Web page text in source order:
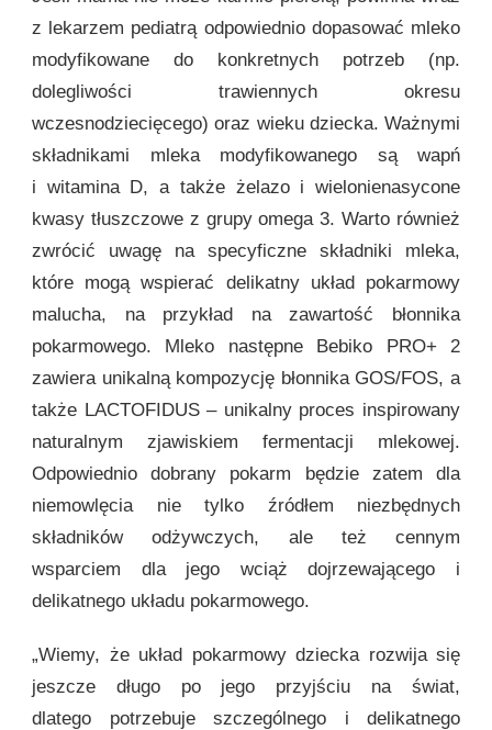
z lekarzem pediatrą odpowiednio dopasować mleko
modyfikowane do konkretnych potrzeb (np.
dolegliwości trawiennych okresu
wczesnodziecięcego) oraz wieku dziecka. Ważnymi
składnikami mleka modyfikowanego są wapń
i witamina D, a także żelazo i wielonienasycone
kwasy tłuszczowe z grupy omega 3. Warto również
zwrócić uwagę na specyficzne składniki mleka,
które mogą wspierać delikatny układ pokarmowy
malucha, na przykład na zawartość błonnika
pokarmowego. Mleko następne Bebiko PRO+ 2
zawiera unikalną kompozycję błonnika GOS/FOS, a
także LACTOFIDUS – unikalny proces inspirowany
naturalnym zjawiskiem fermentacji mlekowej.
Odpowiednio dobrany pokarm będzie zatem dla
niemowlęcia nie tylko źródłem niezbędnych
składników odżywczych, ale też cennym
wsparciem dla jego wciąż dojrzewającego i
delikatnego układu pokarmowego.
„Wiemy, że układ pokarmowy dziecka rozwija się
jeszcze długo po jego przyjściu na świat,
dlatego potrzebuje szczególnego i delikatnego